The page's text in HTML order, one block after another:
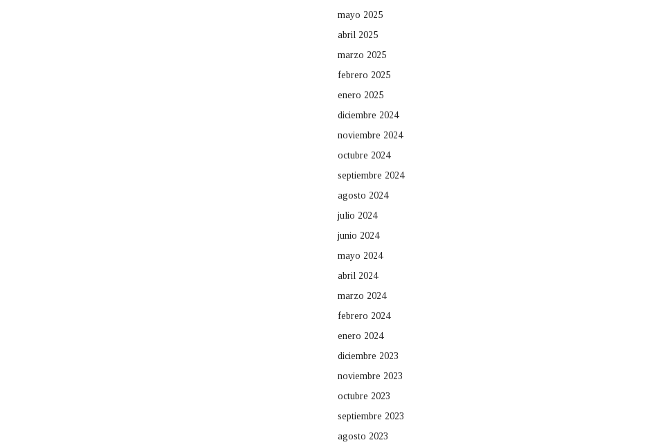
mayo 2025
abril 2025
marzo 2025
febrero 2025
enero 2025
diciembre 2024
noviembre 2024
octubre 2024
septiembre 2024
agosto 2024
julio 2024
junio 2024
mayo 2024
abril 2024
marzo 2024
febrero 2024
enero 2024
diciembre 2023
noviembre 2023
octubre 2023
septiembre 2023
agosto 2023